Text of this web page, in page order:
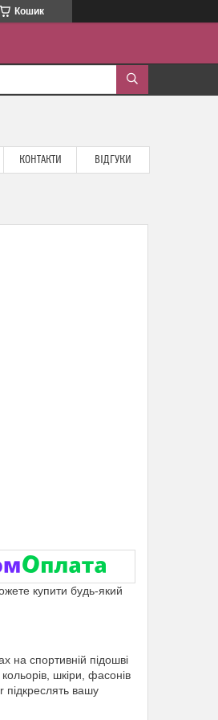
Кошик
КОНТАКТИ ВІДГУКИ
купити будь-який
на спортивній підошві
шкіри, фасонів
підкреслять вашу